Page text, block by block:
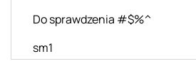
Do sprawdzenia #$%^
sm1